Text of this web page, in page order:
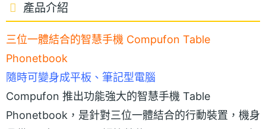
產品介紹
三位一體結合的智慧手機 Compufon Table
Phonetbook
隨時可變身成平板、筆記型電腦
Compufon 推出功能強大的智慧手機 Table
Phonetbook，是針對三位一體結合的行動裝置，機身